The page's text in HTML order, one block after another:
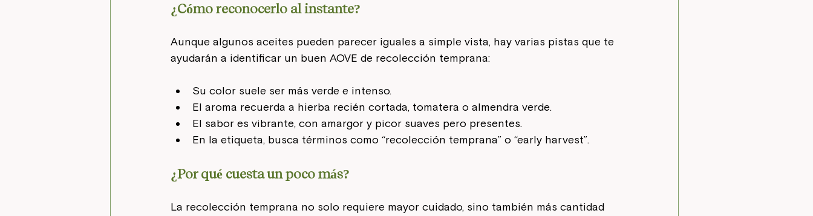
¿Cómo reconocerlo al instante?
Aunque algunos aceites pueden parecer iguales a simple vista, hay varias pistas que te
ayudarán a identificar un buen AOVE de recolección temprana:
Su color suele ser más verde e intenso.
El aroma recuerda a hierba recién cortada, tomatera o almendra verde.
El sabor es vibrante, con amargor y picor suaves pero presentes.
En la etiqueta, busca términos como “recolección temprana” o “early harvest”.
¿Por qué cuesta un poco más?
La recolección temprana no solo requiere mayor cuidado, sino también más cantidad